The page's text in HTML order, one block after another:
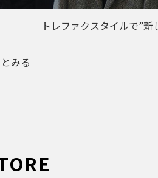
トレファクスタイルで”
みる